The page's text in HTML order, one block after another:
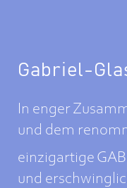
Gabriel-
In enger
und dem
einzigartige
und